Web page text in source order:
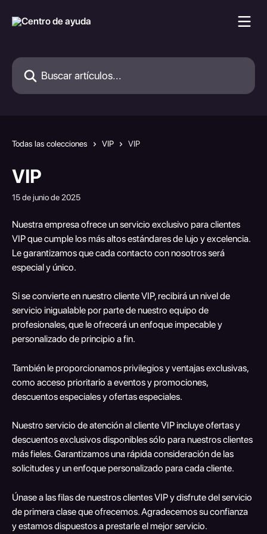
Buscar artículos...
Todas las colecciones VIP VIP
VIP
15 de junio de 2025
Nuestra empresa ofrece un servicio exclusivo para clientes
VIP que cumple los más altos estándares de lujo y excelencia.
Le garantizamos que cada contacto con nosotros será
especial y único.
Si se convierte en nuestro cliente VIP, recibirá un nivel de
servicio inigualable por parte de nuestro equipo de
profesionales, que le ofrecerá un enfoque impecable y
personalizado de principio a fin.
También le proporcionamos privilegios y ventajas exclusivas,
como acceso prioritario a eventos y promociones,
descuentos especiales y ofertas especiales.
Nuestro servicio de atención al cliente VIP incluye ofertas y
descuentos exclusivos disponibles sólo para nuestros clientes
más fieles. Garantizamos una rápida consideración de las
solicitudes y un enfoque personalizado para cada cliente.
Únase a las filas de nuestros clientes VIP y disfrute del servicio
de primera clase que ofrecemos. Agradecemos su confianza
y estamos dispuestos a prestarle el mejor servicio.